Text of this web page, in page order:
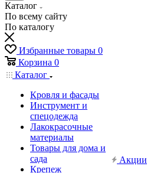
Каталог
По всему сайту
По каталогу
Избранные товары 0
Корзина 0
Каталог
Кровля и фасады
Инструмент и
спецодежда
Лакокрасочные
материалы
Товары для дома и
сада
Крепеж
Акции